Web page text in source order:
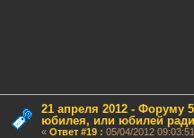
21 апреля 2012 - Форуму
юбилея, или юбилей
« Ответ #19: 05/04/2012